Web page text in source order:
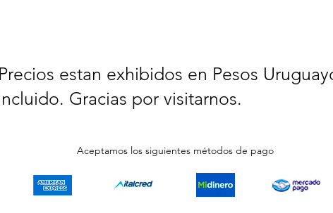
estan exhibidos en Pesos
Gracias por visitarnos.
Aceptamos los siguientes métodos de pago